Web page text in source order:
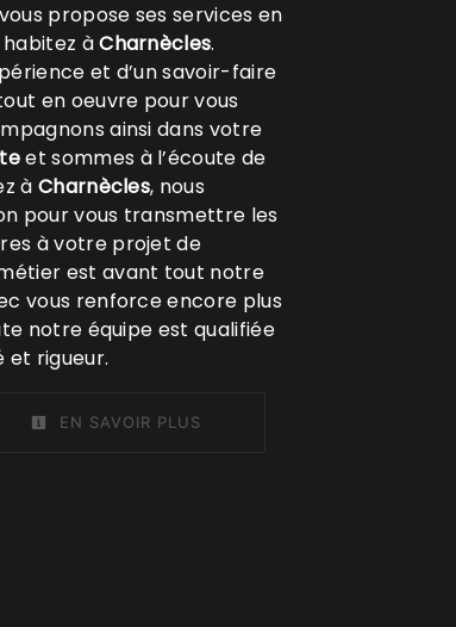
propose ses services en
habitez àCharnècles.
et d’un savoir-faire
en oeuvre pour vous
ainsi dans votre
et sommes à l’écoute de
à Charnècles, nous
pour vous transmettre les
à votre projet de
est avant tout notre
vous renforce encore plus
notre équipe est qualifiée
rigueur.
EN SAVOIR PLUS